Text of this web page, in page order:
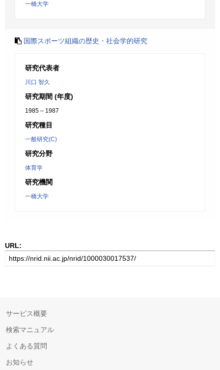
一橋大学
国際スポーツ組織の歴史・社会学的研究
研究代表者
川口 智久
研究期間 (年度)
1985 – 1987
研究種目
一般研究(C)
研究分野
体育学
研究機関
一橋大学
URL:
サービス概要
検索マニュアル
よくある質問
お知らせ